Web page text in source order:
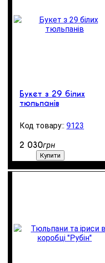
Букет з 29 білих
тюльпанів
9123
2 030грн
Купити